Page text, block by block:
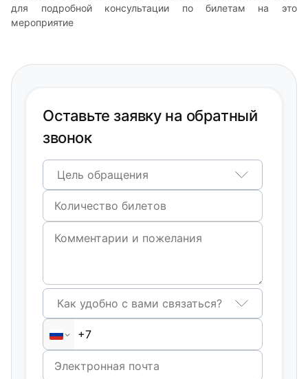
для подробной консультации по билетам на это
мероприятие
Оставьте заявку на обратный
звонок
Цель обращения
Как удобно с вами связаться?